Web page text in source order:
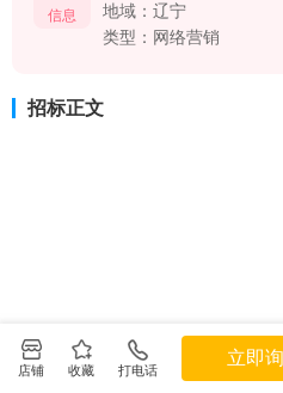
店铺 收藏 打电话
立即
信息
地域： 辽宁
类型： 网络营销
招标正文